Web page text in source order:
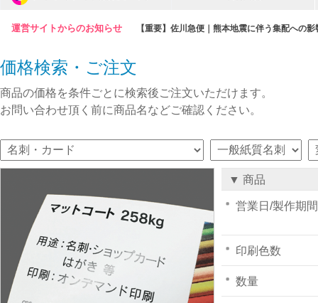
運営サイトからのお知らせ 【重要】佐川急便｜熊本地震に伴う集配への
価格検索・ご注文
商品の価格を条件ごとに検索後ご注文いただけます。
お問い合わせ頂く前に商品名などご確認ください。
▼ 商品
営業日/製作期間
印刷色数
数量